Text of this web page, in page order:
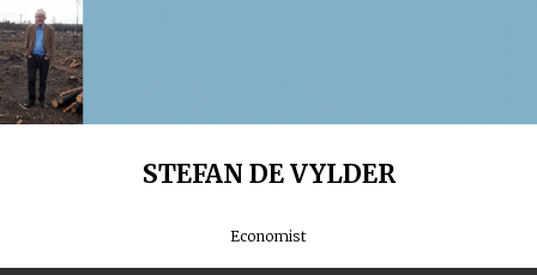
STEFAN DE VYLDER
Economist